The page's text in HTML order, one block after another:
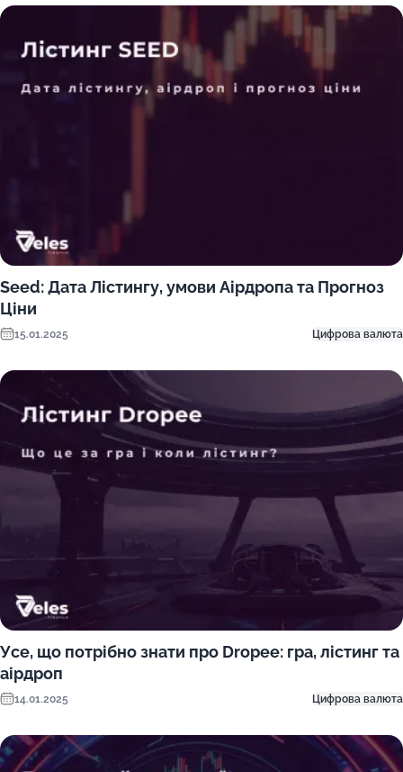
Seed: Дата Лістингу, умови Аірдропа та Прогноз
Ціни
15.01.2025 Цифрова валюта
Усе, що потрібно знати про Dropee: гра, лістинг та
аірдроп
14.01.2025 Цифрова валюта